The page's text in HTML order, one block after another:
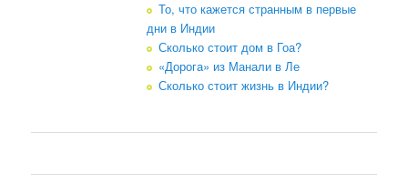
То, что кажется странным в первые
дни в Индии
Сколько стоит дом в Гоа?
«Дорога» из Манали в Ле
Сколько стоит жизнь в Индии?